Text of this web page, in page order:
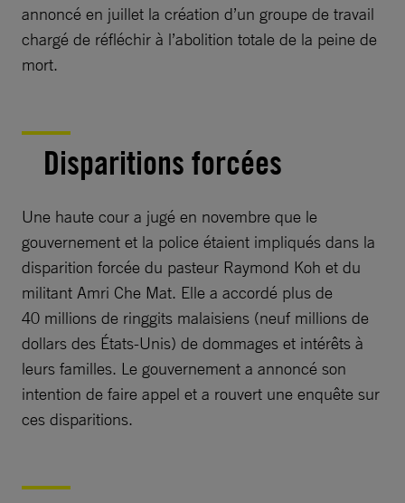
annoncé en juillet la création d’un groupe de travail
chargé de réfléchir à l’abolition totale de la peine de
mort.
Disparitions forcées
Une haute cour a jugé en novembre que le
gouvernement et la police étaient impliqués dans la
disparition forcée du pasteur Raymond Koh et du
militant Amri Che Mat. Elle a accordé plus de
40 millions de ringgits malaisiens (neuf millions de
dollars des États-Unis) de dommages et intérêts à
leurs familles. Le gouvernement a annoncé son
intention de faire appel et a rouvert une enquête sur
ces disparitions.